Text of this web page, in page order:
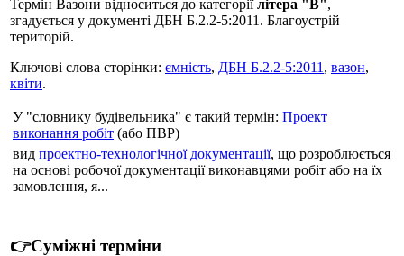
Термін Вазони відноситься до категоріїлітера "В",
згадується у документі ДБН Б.2.2-5:2011. Благоустрій
територій.
Ключові слова сторінки: ємність, ДБН Б.2.2-5:2011 , вазон,
квіти.
У "словнику будівельника" є такий термін: Проект
виконання робіт (або ПВР)
вид проектно-технологічної документації, що розроблюється
на основі робочої документації виконавцями робіт або на їх
замовлення, я...
👉Суміжні терміни